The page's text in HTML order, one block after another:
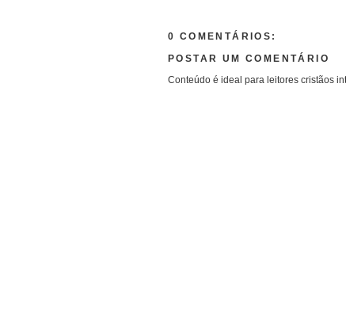
0 COMENTÁRIOS:
POSTAR UM COMENTÁRIO
Conteúdo é ideal para leitores cristãos